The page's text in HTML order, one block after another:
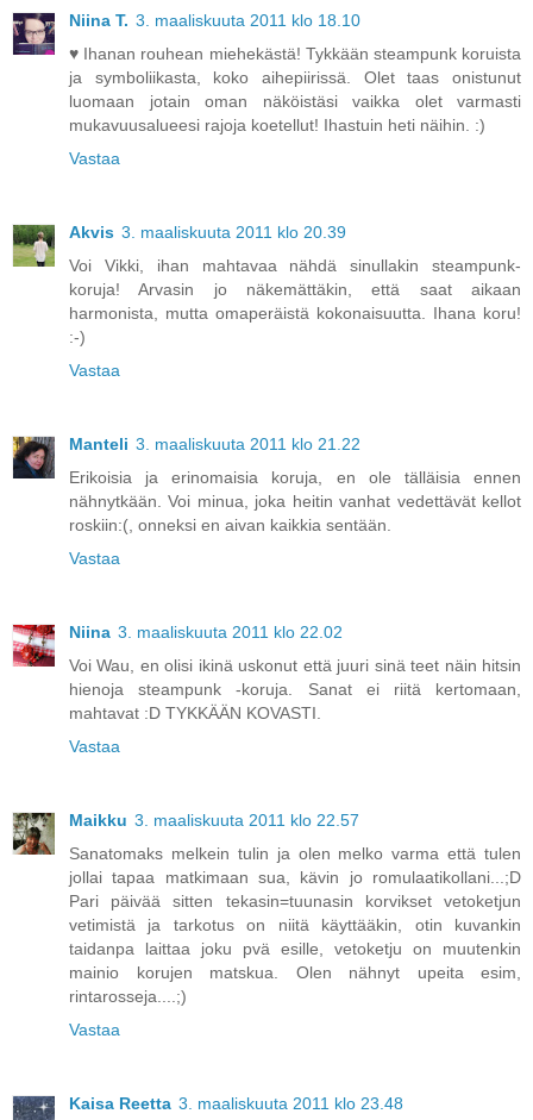
Niina T. 3. maaliskuuta 2011 klo 18.10
♥ Ihanan rouhean miehekästä! Tykkään steampunk koruista
ja symboliikasta, koko aihepiirissä. Olet taas onistunut
luomaan jotain oman näköistäsi vaikka olet varmasti
mukavuusalueesi rajoja koetellut! Ihastuin heti näihin. :)
Vastaa
Akvis 3. maaliskuuta 2011 klo 20.39
Voi Vikki, ihan mahtavaa nähdä sinullakin steampunk-
koruja! Arvasin jo näkemättäkin, että saat aikaan
harmonista, mutta omaperäistä kokonaisuutta. Ihana koru!
:-)
Vastaa
Manteli 3. maaliskuuta 2011 klo 21.22
Erikoisia ja erinomaisia koruja, en ole tälläisia ennen
nähnytkään. Voi minua, joka heitin vanhat vedettävät kellot
roskiin:(, onneksi en aivan kaikkia sentään.
Vastaa
Niina 3. maaliskuuta 2011 klo 22.02
Voi Wau, en olisi ikinä uskonut että juuri sinä teet näin hitsin
hienoja steampunk -koruja. Sanat ei riitä kertomaan,
mahtavat :D TYKKÄÄN KOVASTI.
Vastaa
Maikku 3. maaliskuuta 2011 klo 22.57
Sanatomaks melkein tulin ja olen melko varma että tulen
jollai tapaa matkimaan sua, kävin jo romulaatikollani...;D
Pari päivää sitten tekasin=tuunasin korvikset vetoketjun
vetimistä ja tarkotus on niitä käyttääkin, otin kuvankin
taidanpa laittaa joku pvä esille, vetoketju on muutenkin
mainio korujen matskua. Olen nähnyt upeita esim,
rintarosseja....;)
Vastaa
Kaisa Reetta 3. maaliskuuta 2011 klo 23.48